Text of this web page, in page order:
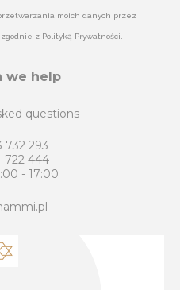
moich danych przez
zgodnie z Polityką Prywatności.
we help
questions
732 293
722 444
- 17:00